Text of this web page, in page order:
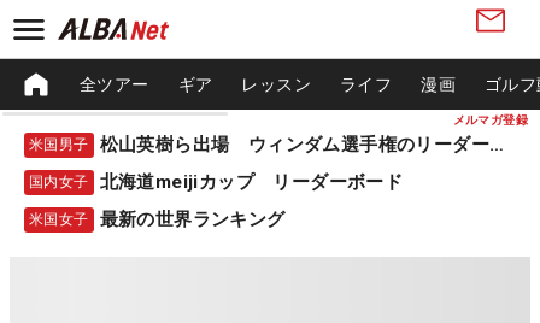
メルマガ登録
全ツアー ギア レッスン ライフ 漫画 ゴル
米国男子 松山英樹ら出場 ウィンダム選手権のリーダーボード
国内女子 北海道meijiカップ リーダーボード
米国女子 最新の世界ランキング